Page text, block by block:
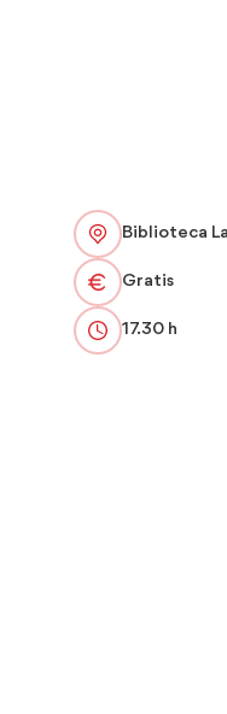
Biblioteca
Gratis
17.30 h